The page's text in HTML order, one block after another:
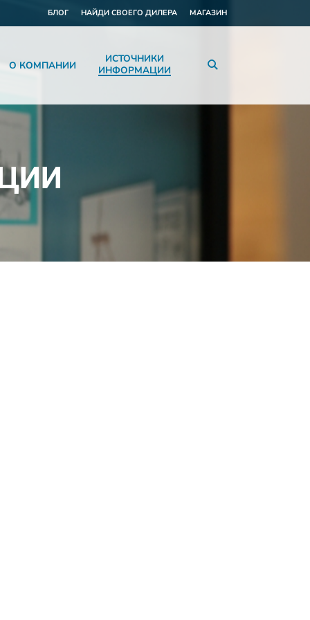
БЛОГ НАЙДИ СВОЕГО ДИЛЕРА МАГАЗИН
О КОМПАНИИ
ИСТОЧНИКИ
ИНФОРМАЦИИ